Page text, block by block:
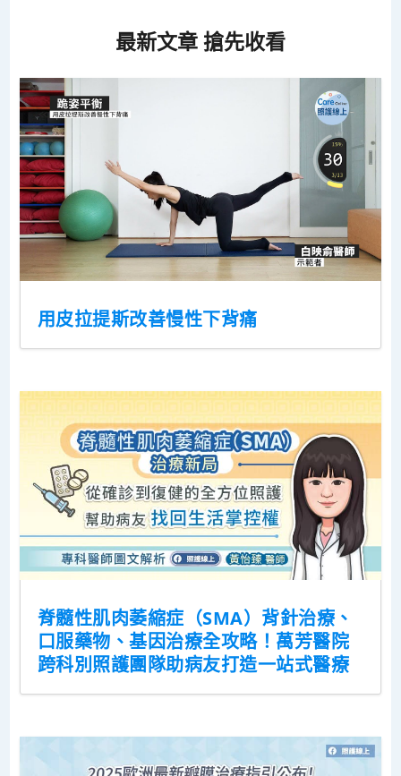
最新文章 搶先收看
用皮拉提斯改善慢性下背痛
脊髓性肌肉萎縮症（SMA）背針治療、
口服藥物、基因治療全攻略！萬芳醫院
跨科別照護團隊助病友打造一站式醫療